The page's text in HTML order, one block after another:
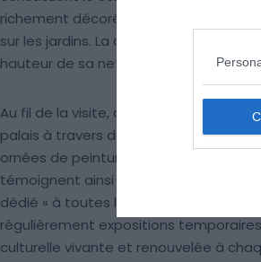
richement décorés, chacun dédié à
sur les jardins. La chapelle royale,
hauteur de sa nef et la richesse de
Au fil de la visite, découvrez aussi la
palais à travers des maquettes,
ornées de peintures, sculptures,
témoignent ainsi de la double
dédié « à toutes les gloires de la
régulièrement expositions
culturelle vivante et renouvelée à